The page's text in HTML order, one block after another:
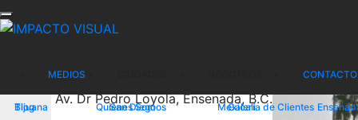
MEDIOS
Tijuana San Diego Mexicali
Blog Quienes Somos Galería de Clientes
CONTACTO
14 Vallas Publicitarias, esquina
UBICACIÓN
Av. Dr Pedro Loyola, Ensenada, B.C.